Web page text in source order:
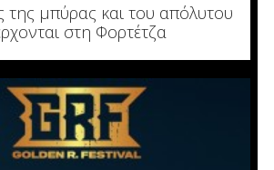
της μπύρας και του απόλυτου
στη Φορτέτζα